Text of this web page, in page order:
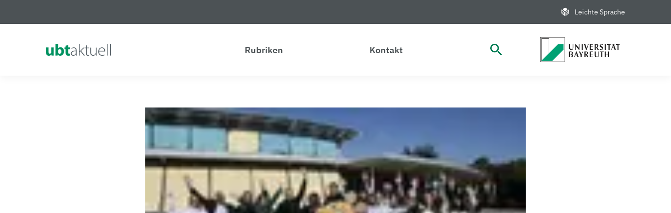
Leichte Sprache
Logo Universität Bayreuth Rubriken Kontakt Suche öffnen